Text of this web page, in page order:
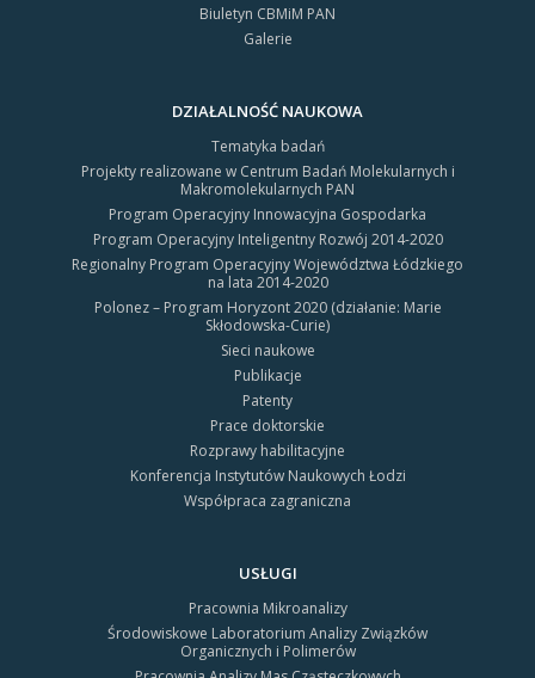
Biuletyn CBMiM PAN
Galerie
DZIAŁALNOŚĆ NAUKOWA
Tematyka badań
Projekty realizowane w Centrum Badań Molekularnych i
Makromolekularnych PAN
Program Operacyjny Innowacyjna Gospodarka
Program Operacyjny Inteligentny Rozwój 2014-2020
Regionalny Program Operacyjny Województwa Łódzkiego
na lata 2014-2020
Polonez – Program Horyzont 2020 (działanie: Marie
Skłodowska-Curie)
Sieci naukowe
Publikacje
Patenty
Prace doktorskie
Rozprawy habilitacyjne
Konferencja Instytutów Naukowych Łodzi
Współpraca zagraniczna
USŁUGI
Pracownia Mikroanalizy
Środowiskowe Laboratorium Analizy Związków
Organicznych i Polimerów